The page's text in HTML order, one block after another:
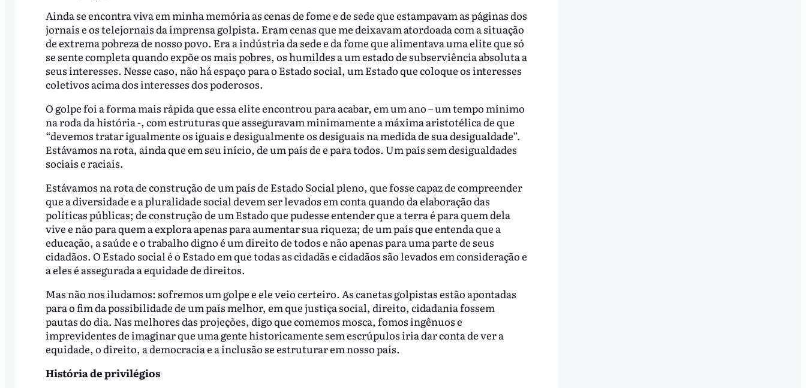
Ainda se encontra viva em minha memória as cenas de fome e de sede que estampavam as páginas dos
jornais e os telejornais da imprensa golpista. Eram cenas que me deixavam atordoada com a situação
de extrema pobreza de nosso povo. Era a indústria da sede e da fome que alimentava uma elite que só
se sente completa quando expõe os mais pobres, os humildes a um estado de subserviência absoluta a
seus interesses. Nesse caso, não há espaço para o Estado social, um Estado que coloque os interesses
coletivos acima dos interesses dos poderosos.
O golpe foi a forma mais rápida que essa elite encontrou para acabar, em um ano – um tempo mínimo
na roda da história -, com estruturas que asseguravam minimamente a máxima aristotélica de que
“devemos tratar igualmente os iguais e desigualmente os desiguais na medida de sua desigualdade”.
Estávamos na rota, ainda que em seu início, de um país de e para todos. Um país sem desigualdades
sociais e raciais.
Estávamos na rota de construção de um país de Estado Social pleno, que fosse capaz de compreender
que a diversidade e a pluralidade social devem ser levados em conta quando da elaboração das
políticas públicas; de construção de um Estado que pudesse entender que a terra é para quem dela
vive e não para quem a explora apenas para aumentar sua riqueza; de um país que entenda que a
educação, a saúde e o trabalho digno é um direito de todos e não apenas para uma parte de seus
cidadãos. O Estado social é o Estado em que todas as cidadãs e cidadãos são levados em consideração e
a eles é assegurada a equidade de direitos.
Mas não nos iludamos: sofremos um golpe e ele veio certeiro. As canetas golpistas estão apontadas
para o fim da possibilidade de um país melhor, em que justiça social, direito, cidadania fossem
pautas do dia. Nas melhores das projeções, digo que comemos mosca, fomos ingênuos e
imprevidentes de imaginar que uma gente historicamente sem escrúpulos iria dar conta de ver a
equidade, o direito, a democracia e a inclusão se estruturar em nosso país.
História de privilégios